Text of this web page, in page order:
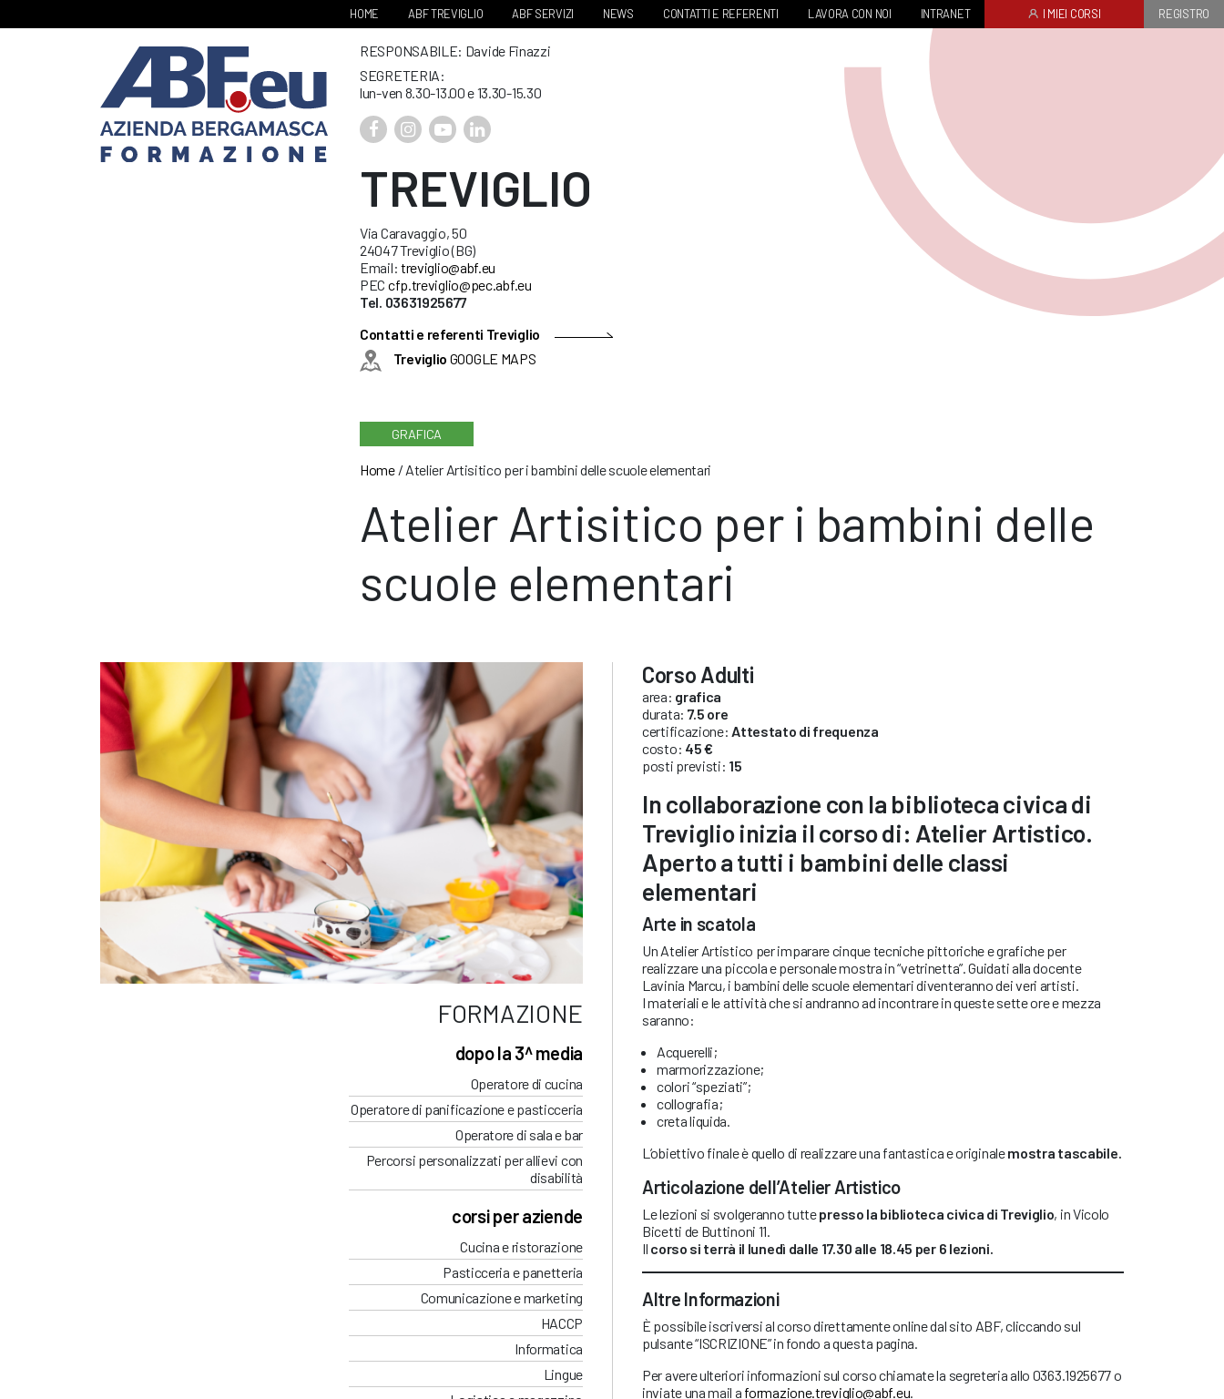
HOME ABF TREVIGLIO ABF SERVIZI NEWS CONTATTI E REFERENTI LAVORA CON NOI INTRANET I MIEI CORSI REGISTRO
RESPONSABILE: Davide Finazzi
SEGRETERIA:
lun-ven 8.30-13.00 e 13.30-15.30
TREVIGLIO
Via Caravaggio, 50
24047 Treviglio (BG)
Email: treviglio@abf.eu
PEC cfp.treviglio@pec.abf.eu
Tel. 03631925677
Contatti e referenti Treviglio
Treviglio GOOGLE MAPS
GRAFICA
Home/ Atelier Artisitico per i bambini delle scuole elementari
Atelier Artisitico per i bambini delle
scuole elementari
FORMAZIONE
dopo la 3^ media
Operatore di cucina
Operatore di panificazione e pasticceria
Operatore di sala e bar
Percorsi personalizzati per allievi con
disabilità
corsi per aziende
Cucina e ristorazione
Pasticceria e panetteria
Comunicazione e marketing
HACCP
Informatica
Lingue
Corso Adulti
area: grafica
durata: 7.5 ore
certificazione: Attestato di frequenza
costo: 45 €
posti previsti: 15
In collaborazione con la biblioteca civica di
Treviglio inizia il corso di: Atelier Artistico.
Aperto a tutti i bambini delle classi
elementari
Arte in scatola
Un Atelier Artistico per imparare cinque tecniche pittoriche e grafiche per
realizzare una piccola e personale mostra in “vetrinetta”. Guidati alla docente
Lavinia Marcu, i bambini delle scuole elementari diventeranno dei veri artisti.
I materiali e le attività che si andranno ad incontrare in queste sette ore e mezza
saranno:
Acquerelli;
marmorizzazione;
colori “speziati”;
collografia;
creta liquida.
L’obiettivo finale è quello di realizzare una fantastica e originalemostra tascabile.
Articolazione dell’Atelier Artistico
Le lezioni si svolgeranno tuttepresso la biblioteca civica di Treviglio, in Vicolo
Bicetti de Buttinoni 11.
Il corso si terrà il lunedì dalle 17.30 alle 18.45 per 6 lezioni.
Altre Informazioni
È possibile iscriversi al corso direttamente online dal sito ABF, cliccando sul
pulsante “ISCRIZIONE” in fondo a questa pagina.
Per avere ulteriori informazioni sul corso chiamate la segreteria allo 0363.1925677 o
inviate una mail a formazione.treviglio@abf.eu